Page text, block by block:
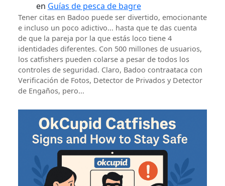
en Guías de pesca de bagre
Tener citas en Badoo puede ser divertido, emocionante
e incluso un poco adictivo... hasta que te das cuenta
de que la pareja por la que estás loco tiene 4
identidades diferentes. Con 500 millones de usuarios,
los catfishers pueden colarse a pesar de todos los
controles de seguridad. Claro, Badoo contraataca con
Verificación de Fotos, Detector de Privados y Detector
de Engaños, pero...